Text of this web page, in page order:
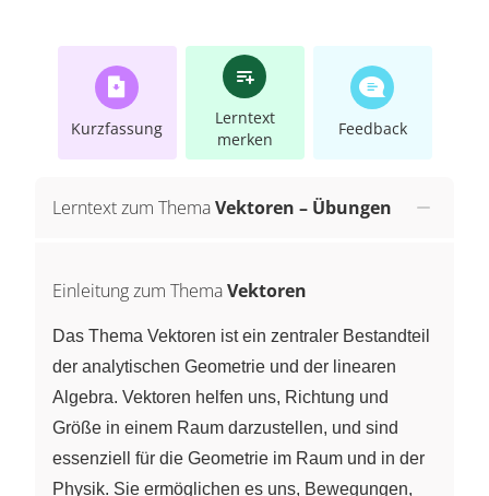
Kurzfassung
Lerntext
merken
Feedback
Lerntext zum ThemaVektoren – Übungen
Einleitung zum ThemaVektoren
Das Thema Vektoren ist ein zentraler Bestandteil
der analytischen Geometrie und der linearen
Algebra. Vektoren helfen uns, Richtung und
Größe in einem Raum darzustellen, und sind
essenziell für die Geometrie im Raum und in der
Physik. Sie ermöglichen es uns, Bewegungen,